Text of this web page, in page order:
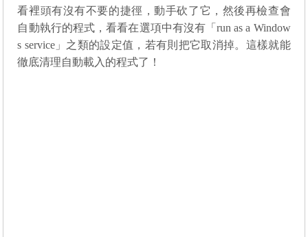
看裡頭有沒有不要的捷徑，動手砍了它，然後再檢查會
自動執行的程式，看看在選項中有沒有「run as a Window
s service」之類的設定值，若有則把它取消掉。這樣就能
徹底清理自動載入的程式了！